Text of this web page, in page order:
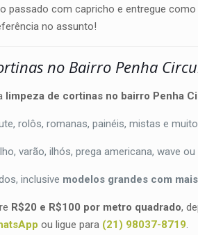
passado com capricho e entregue
no assunto!
no Bairro Penha
limpeza de cortinas no bairro Penha
rolôs, romanas, painéis, mistas e
varão, ilhós, prega americana, wave
inclusive modelos grandes com
R$20 e R$100 por metro quadrado,
ou ligue para (21) 98037-8719.